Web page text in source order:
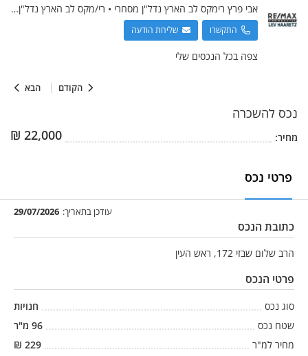
הקודם הבא
אבי פרץ רימקס לב הארץ נדל"ן מסחרי • רי/מקס לב הארץ נדל"ן מסחרי
התקשרו שליחת הודעה
צפה בכל הנכסים שלי
נכס להשכרה
מחיר: 22,000
₪
פרטי נכס
עודכן בתאריך: 29/07/2026
כתובת הנכס
הרב שלום שבזי 172, ראש העין
פרטי הנכס
סוג נכס
חנויות
שטח נכס
96 מ"ר
מחיר למ"ר
229
₪